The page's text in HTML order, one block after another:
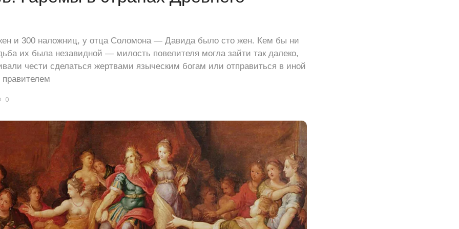
и 300 наложниц, у отца Соломона — Давида было сто жен. Кем бы ни
их была незавидной — милость повелителя могла зайти так далеко,
чести сделаться жертвами языческим богам или отправиться в иной
0